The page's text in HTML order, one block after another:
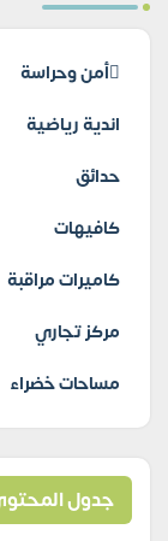
أمن وحراسة
اندية رياضية
حدائق
كافيهات
كاميرات مراقبة
مركز تجاري
مساحات خضراء
جدول